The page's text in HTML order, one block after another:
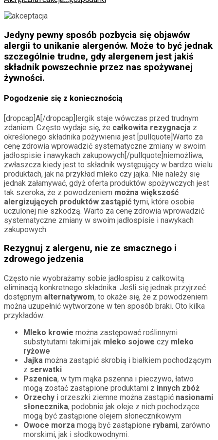
Jedyny pewny sposób pozbycia się objawów
alergii to unikanie alergenów. Może to być jednak
szczególnie trudne, gdy alergenem jest jakiś
składnik powszechnie przez nas spożywanej
żywności.
Pogodzenie się z koniecznością
[dropcap]A[/dropcap]lergik staje wówczas przed trudnym
zdaniem. Często wydaje się, że całkowita rezygnacja z
określonego składnika pożywienia jest [pullquote]Warto za
cenę zdrowia wprowadzić systematyczne zmiany w swoim
jadłospisie i nawykach zakupowych[/pullquote]niemożliwa,
zwłaszcza kiedy jest to składnik występujący w bardzo wielu
produktach, jak na przykład mleko czy jajka. Nie należy się
jednak załamywać, gdyż oferta produktów spożywczych jest
tak szeroka, że z powodzeniem można większość
alergizujących produktów zastąpić tymi, które osobie
uczulonej nie szkodzą. Warto za cenę zdrowia wprowadzić
systematyczne zmiany w swoim jadłospisie i nawykach
zakupowych.
Rezygnuj z alergenu, nie ze smacznego i
zdrowego jedzenia
Często nie wyobrażamy sobie jadłospisu z całkowitą
eliminacją konkretnego składnika. Jeśli się jednak przyjrzeć
dostępnym alternatywom, to okaże się, że z powodzeniem
można uzupełnić wytworzone w ten sposób braki. Oto kilka
przykładów:
Mleko krowie można zastępować roślinnymi
substytutami takimi jak mleko sojowe czy mleko
ryżowe
Jajka można zastąpić skrobią i białkiem pochodzącym
z serwatki
Pszenica, w tym mąka pszenna i pieczywo, łatwo
mogą zostać zastąpione produktami z innych zbóż
Orzechy i orzeszki ziemne można zastąpić nasionami
słonecznika, podobnie jak oleje z nich pochodzące
mogą być zastąpione olejem słonecznikowym
Owoce morza mogą być zastąpione rybami, zarówno
morskimi, jak i słodkowodnymi.